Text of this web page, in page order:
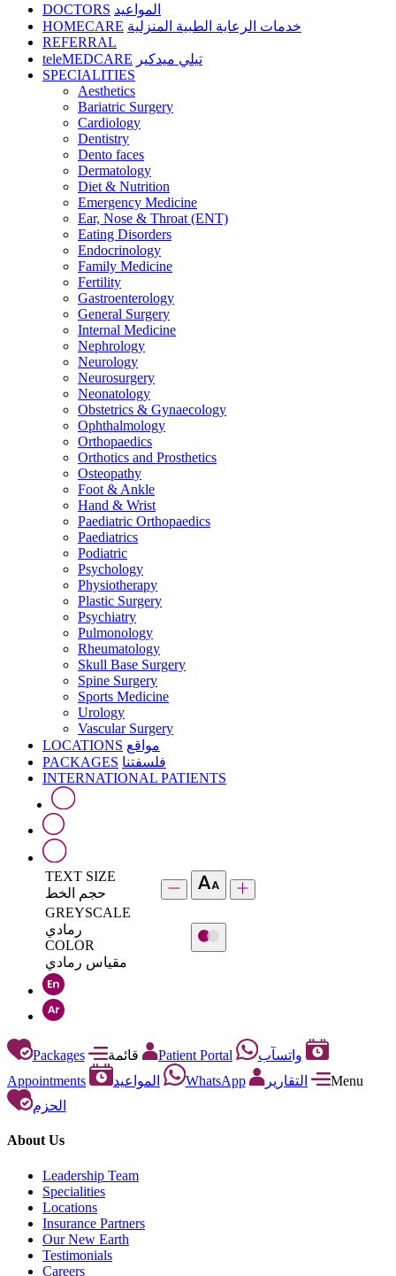
DOCTORS المواعيد
HOMECARE خدمات الرعاية الطبية المنزلية
REFERRAL
teleMEDCARE تيلي ميدكير
SPECIALITIES
Aesthetics
Bariatric Surgery
Cardiology
Dentistry
Dento faces
Dermatology
Diet & Nutrition
Emergency Medicine
Ear, Nose & Throat (ENT)
Eating Disorders
Endocrinology
Family Medicine
Fertility
Gastroenterology
General Surgery
Internal Medicine
Nephrology
Neurology
Neurosurgery
Neonatology
Obstetrics & Gynaecology
Ophthalmology
Orthopaedics
Orthotics and Prosthetics
Osteopathy
Foot & Ankle
Hand & Wrist
Paediatric Orthopaedics
Paediatrics
Podiatric
Psychology
Physiotherapy
Plastic Surgery
Psychiatry
Pulmonology
Rheumatology
Skull Base Surgery
Spine Surgery
Sports Medicine
Urology
Vascular Surgery
LOCATIONS مواقع
PACKAGES فلسفتنا
INTERNATIONAL PATIENTS
TEXT SIZE
حجم الخط
GREYSCALE
رمادي
COLOR
مقياس رمادي
Packages Patient Portal
واتسآب
Appointments
المواعيد WhatsApp التقارير
Menu
الحزم
About Us
Leadership Team
Specialities
Locations
Insurance Partners
Our New Earth
Testimonials
Careers